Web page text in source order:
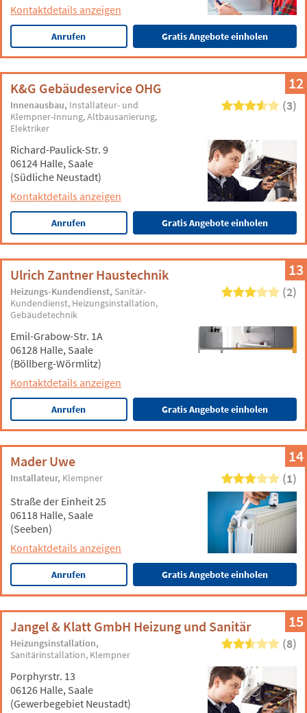
Kontaktdetails anzeigen
Anrufen Gratis Angebote einholen
12
K&G Gebäudeservice OHG
Innenausbau Installateur- und
Klempner-Innung Altbausanierung
Elektriker
(3)
Richard-Paulick-Str. 9
06124 Halle, Saale
(Südliche Neustadt)
Kontaktdetails anzeigen
Anrufen Gratis Angebote einholen
13
Ulrich Zantner Haustechnik
Heizungs-Kundendienst Sanitär-
Kundendienst Heizungsinstallation
Gebäudetechnik
(2)
Emil-Grabow-Str. 1A
06128 Halle, Saale
(Böllberg-Wörmlitz)
Kontaktdetails anzeigen
Anrufen Gratis Angebote einholen
14
Mader Uwe
Installateur Klempner (1)
Straße der Einheit 25
06118 Halle, Saale
(Seeben)
Kontaktdetails anzeigen
Anrufen Gratis Angebote einholen
15
Jangel & Klatt GmbH Heizung und Sanitär
Heizungsinstallation
Sanitärinstallation Klempner
(8)
Porphyrstr. 13
06126 Halle, Saale
(Gewerbegebiet Neustadt)